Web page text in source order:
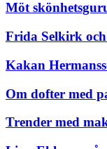
Möt
Frida Selkirk och
Kakan
Om dofter med
Trender med